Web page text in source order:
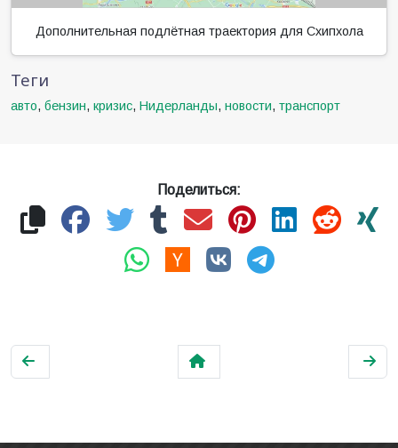
Дополнительная подлётная траектория для Схипхола
Теги
авто, бензин, кризис, Нидерланды, новости, транспорт
Поделиться: